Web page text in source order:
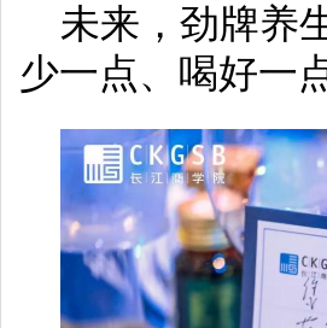
未来，劲牌养
少一点、喝好一